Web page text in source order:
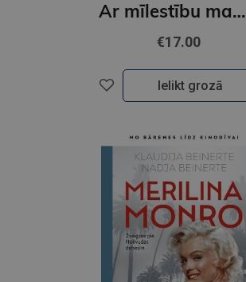
Ar mīlestību mamma (e-grāmata)
€17.00
Ielikt grozā